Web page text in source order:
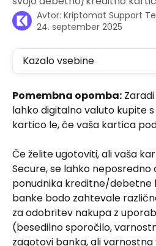
Avtor: Kriptomat Support
24. september 2025
Kazalo vsebine
Pomembna opomba:
lahko digitalno valuto kupite
kartico le, če vaša kartica
Če želite ugotoviti, ali vaša
Secure, se lahko
ponudnika kreditne/debetne
banke bodo zahtevale
za odobritev nakupa z
(besedilno sporočilo,
zagotovi banka, ali